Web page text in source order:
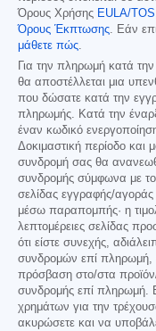
Όρους Χρήσης EULA/TOS
Όρους Έκπτωσης. Εάν
μάθετε πώς.
Για την πληρωμή κατά
θα αποστέλλεται μια
που δώσατε κατά την
πληρωμής. Κατά την
έναν κωδικό
Δοκιμαστική περίοδο
συνδρομή σας θα
συνδρομής σύμφωνα με
σελίδας εγγραφής/
μέσω παραπομπής· η
λεπτομέρειες σελίδας
ότι είστε συνεχής,
συνδρομών επί πληρωμή,
πρόσβαση στο/στα
συνδρομής επί πληρωμή.
χρημάτων για την
ακυρώσετε και να